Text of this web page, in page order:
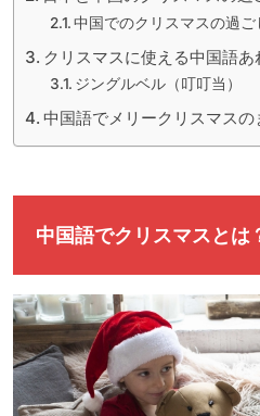
中国でのクリスマスの過ご
クリスマスに使える中国語あ
ジングルベル（叮叮当）
中国語でメリークリスマスの
中国語でクリスマスとは